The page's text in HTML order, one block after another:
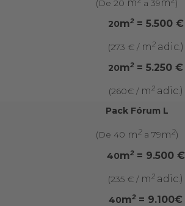
(De 20 m a 39m )
20m2= 5.500 €
(273 € / m2 adic.)
20m2= 5.250 €
(260€ / m2 adic.)
Pack Fórum L
(De 40 m 2 a 79m 2)
40m2= 9.500 €
(235 € / m2 adic.)
40m2= 9.100€